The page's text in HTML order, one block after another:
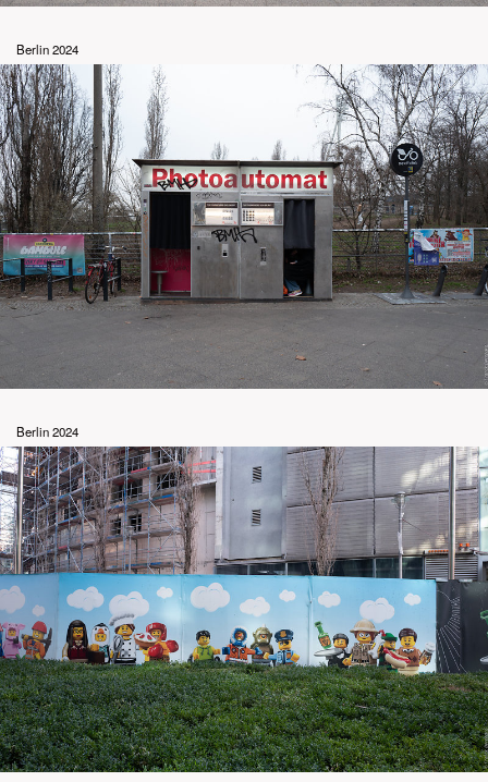
Berlin 2024
Berlin 2024